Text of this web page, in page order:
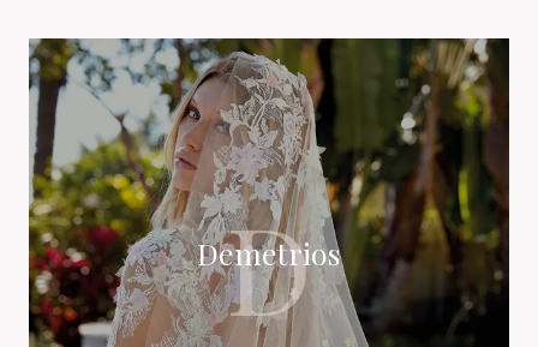
D
Demetrios